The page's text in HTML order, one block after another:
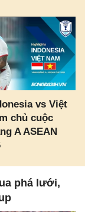
vs Việt
chủ cuộc
A ASEAN
phá lưới,